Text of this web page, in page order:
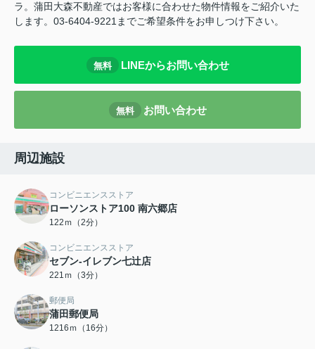
ラ。蒲田大森不動産ではお客様に合わせた物件情報をご紹介いた
します。03-6404-9221までご希望条件をお申しつけ下さい。
無料 LINEからお問い合わせ
無料 お問い合わせ
周辺施設
コンビニエンスストア
ローソンストア100 南六郷店
122ｍ（2分）
コンビニエンスストア
セブン-イレブン七辻店
221ｍ（3分）
郵便局
蒲田郵便局
1216ｍ（16分）